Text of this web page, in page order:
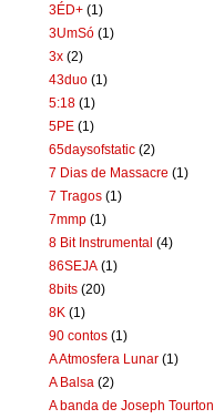
3ÉD+ (1)
3UmSó (1)
3x (2)
43duo (1)
5:18 (1)
5PE (1)
65daysofstatic (2)
7 Dias de Massacre (1)
7 Tragos (1)
7mmp (1)
8 Bit Instrumental (4)
86SEJA (1)
8bits (20)
8K (1)
90 contos (1)
A Atmosfera Lunar (1)
A Balsa (2)
A banda de Joseph Tourton